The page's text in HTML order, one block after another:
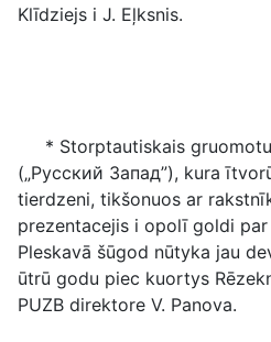
Klīdziejs i J. Eļksnis.
* Storptautiskais gruomotu
(„Русский Запад”), kura
tierdzeni, tikšonuos ar
prezentacejis i opolī goldi
Pleskavā šūgod nūtyka jau
ūtrū godu piec kuortys
PUZB direktore V. Panova.